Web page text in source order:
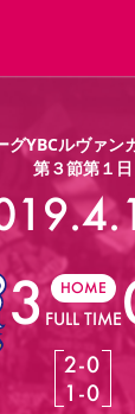
ュール メディア
レーヤー 歴代所
ジュール 価格・
ーズンシート 福
ービス リセールサ
ズン記録 求人情報
グYBCルヴァン
第３節第１日
3 HOME
FULL TIME
2-0
1-0